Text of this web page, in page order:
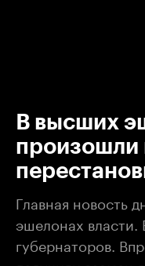
В высших
Главная новость
эшелонах власти.
губернаторов.